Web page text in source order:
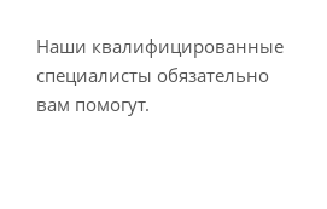
Наши квалифицированные
специалисты обязательно
вам помогут.